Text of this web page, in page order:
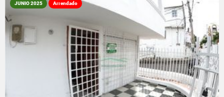
JUNIO 2025 Arrendado
VER DETALLES